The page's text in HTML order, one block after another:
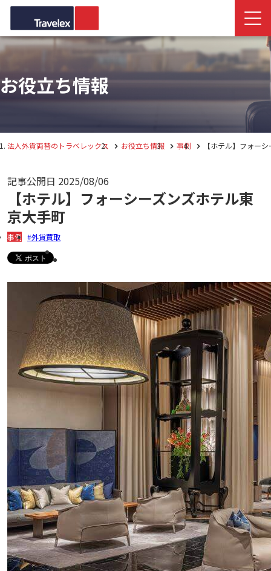
お役立ち情報
法人外貨両替のトラベレックス お役立ち情報 事例 【ホテル】フォー
記事公開日 2025/08/06
【ホテル】フォーシーズンズホテル東
京大手町
事例 外貨買取